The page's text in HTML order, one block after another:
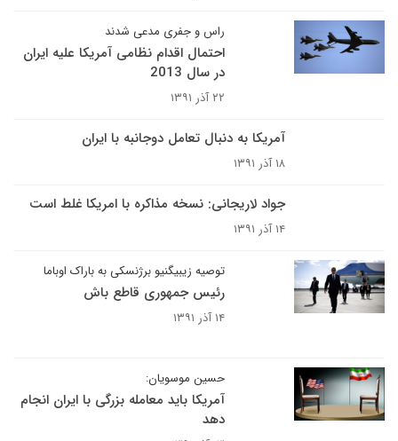
راس و جفری مدعی شدند
احتمال اقدام نظامی آمریکا علیه ایران
در سال 2013
۲۲ آذر ۱۳۹۱
آمریکا به دنبال تعامل دوجانبه با ایران
۱۸ آذر ۱۳۹۱
جواد لاریجانی: نسخه مذاکره با امریکا غلط است
۱۴ آذر ۱۳۹۱
توصیه زیبیگنیو برژنسکی به باراک اوباما
رئیس جمهوری قاطع باش
۱۴ آذر ۱۳۹۱
حسین موسویان:
آمریکا باید معامله بزرگی با ایران انجام
دهد